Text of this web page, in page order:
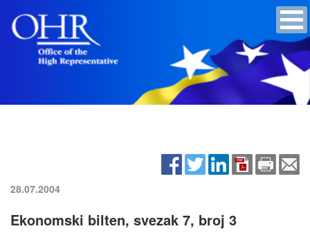
28.07.2004
Ekonomski bilten, svezak 7, broj 3